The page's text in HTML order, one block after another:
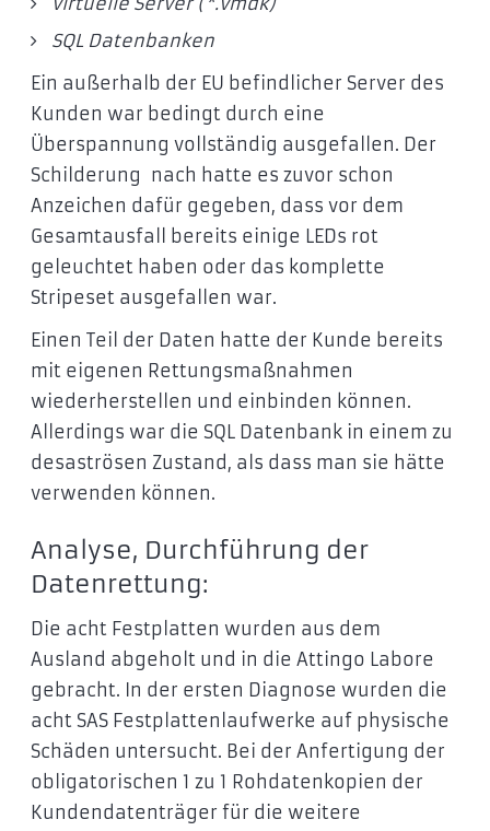
SQL Datenbanken
Ein außerhalb der EU befindlicher Server des
Kunden war bedingt durch eine
Überspannung vollständig ausgefallen. Der
Schilderung nach hatte es zuvor schon
Anzeichen dafür gegeben, dass vor dem
Gesamtausfall bereits einige LEDs rot
geleuchtet haben oder das komplette
Stripeset ausgefallen war.
Einen Teil der Daten hatte der Kunde bereits
mit eigenen Rettungsmaßnahmen
wiederherstellen und einbinden können.
Allerdings war die SQL Datenbank in einem zu
desaströsen Zustand, als dass man sie hätte
verwenden können.
Analyse, Durchführung der
Datenrettung:
Die acht Festplatten wurden aus dem
Ausland abgeholt und in die Attingo Labore
gebracht. In der ersten Diagnose wurden die
acht SAS Festplattenlaufwerke auf physische
Schäden untersucht. Bei der Anfertigung der
obligatorischen 1 zu 1 Rohdatenkopien der
Kundendatenträger für die weitere